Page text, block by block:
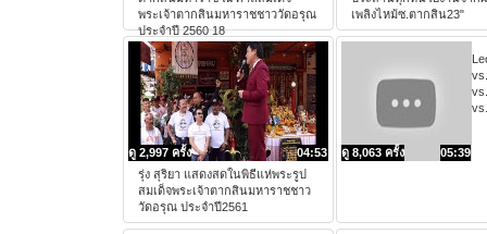
พระเจ้าตากสินมหาราชชาววัดอรุณ
ประจำปี 2560 18
เพลิงไหม้ซ.ตากสิน23"
04:53
ดู 2,997 ครั้ง
รุ่ง สุริยา แสดงสดในพิธีแห่พระรูป
สมเด็จพระเจ้าตากสินมหาราชชาว
วัดอรุณ ประจำปี2561
05:39
ดู 8,063 ครั้ง